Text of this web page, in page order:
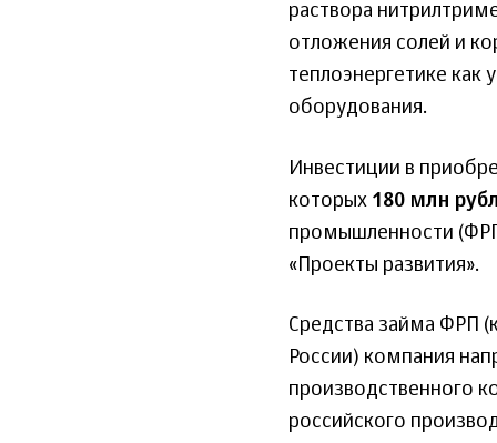
раствора
отложения солей и
теплоэнергетике как
оборудования.
Инвестиции в
которых 180 млн
промышленности
«Проекты развития».
Средства займа ФРП
России) компания
производственного
российского